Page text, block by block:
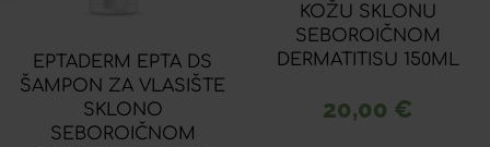
EPTADERM EPTA DS
ŠAMPON ZA VLASIŠTE
SKLONO
SEBOROIČNOM
KOŽU SKLONU
SEBOROIČNOM
DERMATITISU 150ML
20,00 €